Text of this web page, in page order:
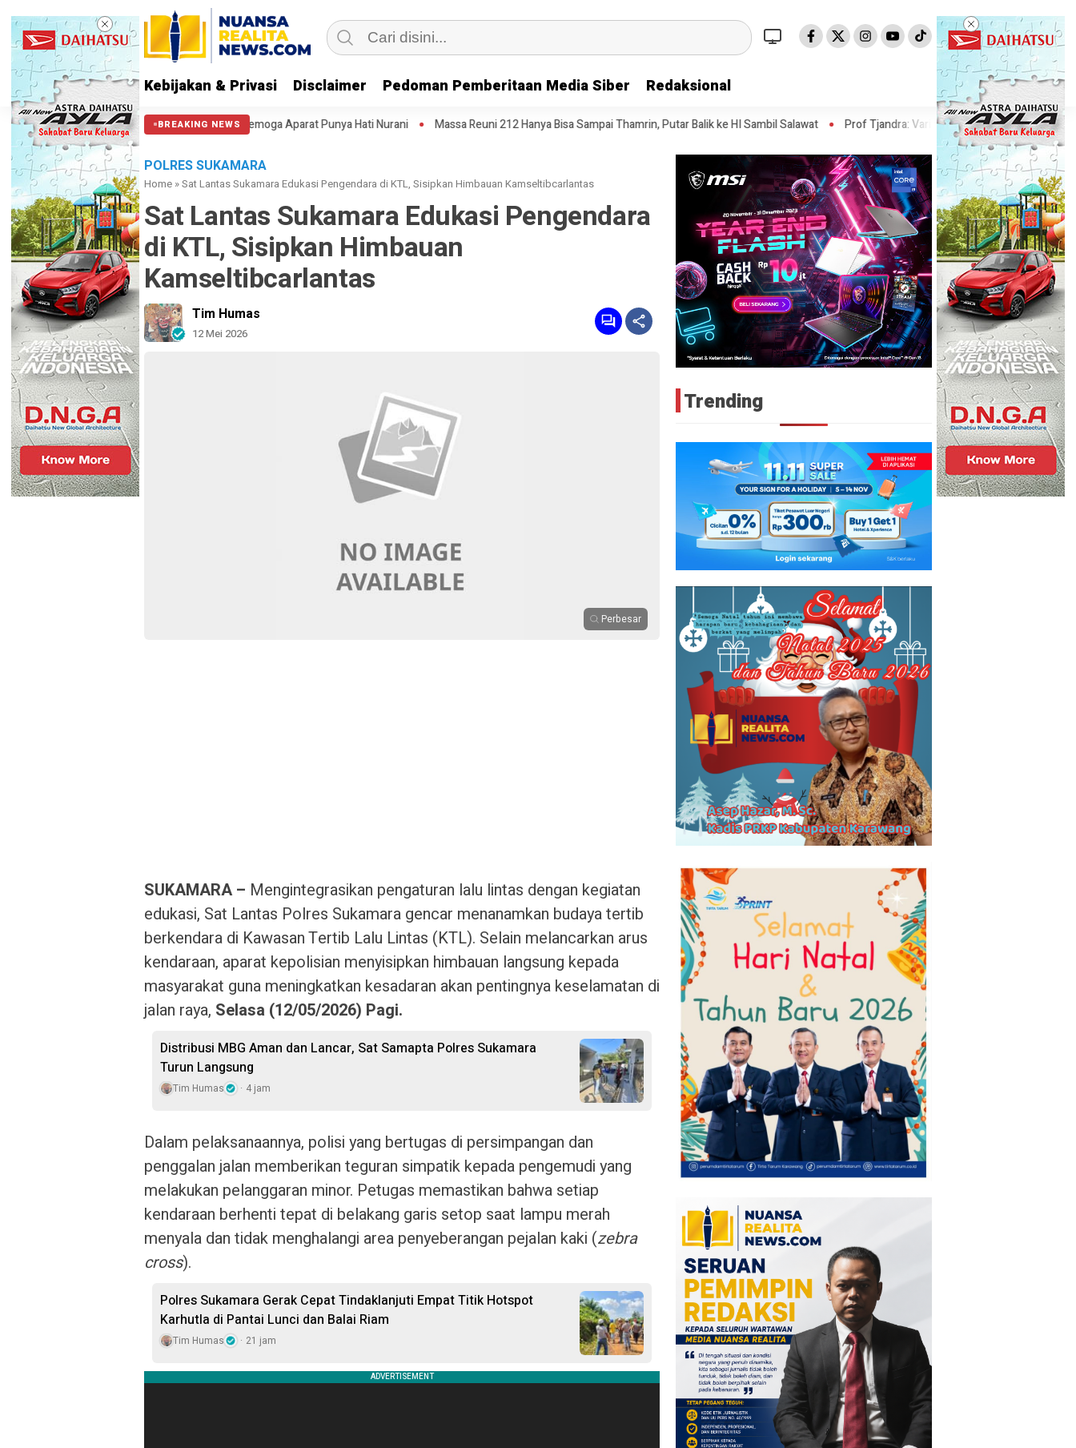
Kebijakan & Privasi Disclaimer Pedoman Pemberitaan Media Siber Redaksional
BREAKING NEWS
Massa di Patung Kuda: Semoga Aparat Punya Hati Nurani Massa Reuni 212 Hanya Bisa Sampai Thamrin, Putar Balik ke HI Sambil Salawat Prof Tjandra: Varian Omicron Mungkin Berdampak pada Obat
POLRES SUKAMARA
Home »Sat Lantas Sukamara Edukasi Pengendara di KTL, Sisipkan Himbauan Kamseltibcarlantas
Sat Lantas Sukamara Edukasi Pengendara
di KTL, Sisipkan Himbauan
Kamseltibcarlantas
Tim Humas
12 Mei 2026
Perbesar
SUKAMARA – Mengintegrasikan pengaturan lalu lintas dengan kegiatan
edukasi, Sat Lantas Polres Sukamara gencar menanamkan budaya tertib
berkendara di Kawasan Tertib Lalu Lintas (KTL). Selain melancarkan arus
kendaraan, aparat kepolisian menyisipkan himbauan langsung kepada
masyarakat guna meningkatkan kesadaran akan pentingnya keselamatan di
jalan raya, Selasa (12/05/2026) Pagi.
Distribusi MBG Aman dan Lancar, Sat Samapta Polres Sukamara
Turun Langsung
Tim Humas 4 jam
Dalam pelaksanaannya, polisi yang bertugas di persimpangan dan
penggalan jalan memberikan teguran simpatik kepada pengemudi yang
melakukan pelanggaran minor. Petugas memastikan bahwa setiap
kendaraan berhenti tepat di belakang garis setop saat lampu merah
menyala dan tidak menghalangi area penyeberangan pejalan kaki (zebra
cross).
Polres Sukamara Gerak Cepat Tindaklanjuti Empat Titik Hotspot
Karhutla di Pantai Lunci dan Balai Riam
Tim Humas 21 jam
Trending